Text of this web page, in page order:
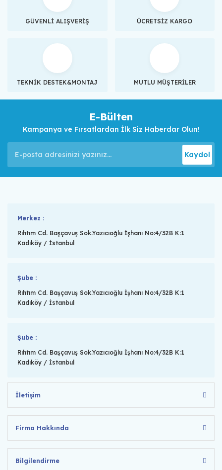
GÜVENLİ ALIŞVERİŞ ÜCRETSİZ KARGO
TEKNİK DESTEK&MONTAJ MUTLU MÜŞTERİLER
E-Bülten
Kampanya ve Fırsatlardan İlk Siz Haberdar Olun!
Kaydol
Merkez :
Rıhtım Cd. Başçavuş Sok.Yazıcıoğlu İşhanı No:4/32B K:1
Kadıköy / İstanbul
Şube :
Rıhtım Cd. Başçavuş Sok.Yazıcıoğlu İşhanı No:4/32B K:1
Kadıköy / İstanbul
Şube :
Rıhtım Cd. Başçavuş Sok.Yazıcıoğlu İşhanı No:4/32B K:1
Kadıköy / İstanbul
İletişim
Firma Hakkında
Bilgilendirme